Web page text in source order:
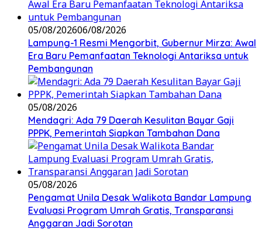
05/08/202606/08/2026
Lampung-1 Resmi Mengorbit, Gubernur Mirza: Awal
Era Baru Pemanfaatan Teknologi Antariksa untuk
Pembangunan
05/08/2026
Mendagri: Ada 79 Daerah Kesulitan Bayar Gaji
PPPK, Pemerintah Siapkan Tambahan Dana
05/08/2026
Pengamat Unila Desak Walikota Bandar Lampung
Evaluasi Program Umrah Gratis, Transparansi
Anggaran Jadi Sorotan